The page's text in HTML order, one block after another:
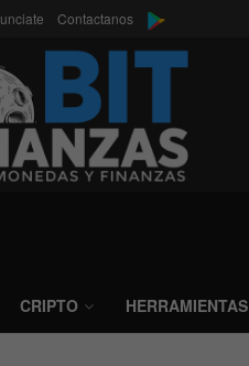
Contactanos
CRIPTO HERRAMIENTAS